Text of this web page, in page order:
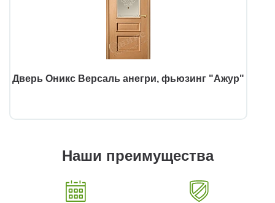
Дверь Оникс Версаль анегри, фьюзинг "Ажур"
Наши преимущества